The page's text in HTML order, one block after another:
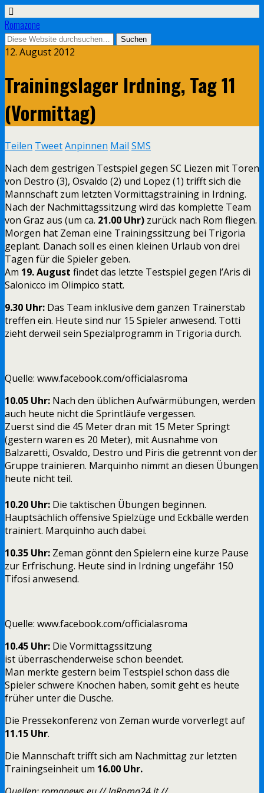
Romazone
12. August 2012
Trainingslager Irdning, Tag 11
(Vormittag)
Teilen TweetAnpinnen Mail SMS
Nach dem gestrigen Testspiel gegen SC Liezen mit Toren
von Destro (3), Osvaldo (2) und Lopez (1) trifft sich die
Mannschaft zum letzten Vormittagstraining in Irdning.
Nach der Nachmittagssitzung wird das komplette Team
von Graz aus (um ca. 21.00 Uhr) zurück nach Rom fliegen.
Morgen hat Zeman eine Trainingssitzung bei Trigoria
geplant. Danach soll es einen kleinen Urlaub von drei
Tagen für die Spieler geben.
Am 19. August findet das letzte Testspiel gegen l’Aris di
Salonicco im Olimpico statt.
9.30 Uhr: Das Team inklusive dem ganzen Trainerstab
treffen ein. Heute sind nur 15 Spieler anwesend. Totti
zieht derweil sein Spezialprogramm in Trigoria durch.
Quelle: www.facebook.com/officialasroma
10.05 Uhr: Nach den üblichen Aufwärmübungen, werden
auch heute nicht die Sprintläufe vergessen.
Zuerst sind die 45 Meter dran mit 15 Meter Springt
(gestern waren es 20 Meter), mit Ausnahme von
Balzaretti, Osvaldo, Destro und Piris die getrennt von der
Gruppe trainieren. Marquinho nimmt an diesen Übungen
heute nicht teil.
10.20 Uhr: Die taktischen Übungen beginnen.
Hauptsächlich offensive Spielzüge und Eckbälle werden
trainiert. Marquinho auch dabei.
10.35 Uhr: Zeman gönnt den Spielern eine kurze Pause
zur Erfrischung. Heute sind in Irdning ungefähr 150
Tifosi anwesend.
Quelle: www.facebook.com/officialasroma
10.45 Uhr: Die Vormittagssitzung
ist überraschenderweise schon beendet.
Man merkte gestern beim Testspiel schon dass die
Spieler schwere Knochen haben, somit geht es heute
früher unter die Dusche.
Die Pressekonferenz von Zeman wurde vorverlegt auf
11.15 Uhr.
Die Mannschaft trifft sich am Nachmittag zur letzten
Trainingseinheit um 16.00 Uhr.